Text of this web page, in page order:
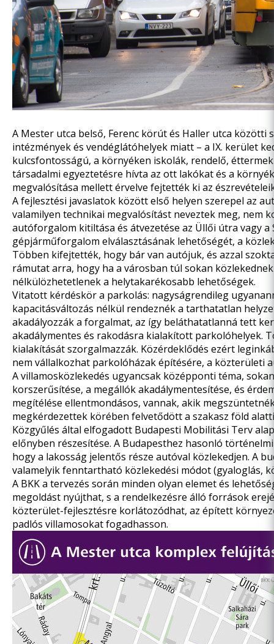
A Mester utca belső, Ferenc körút és Haller utca
intézmények és vendéglátóhelyek miatt – a IX. kerület
kulcsfontosságú, a környéken iskolák, rendelő,
társadalmi egyeztetésre hívta az ott lakókat és a
megvalósítása mellett érvelve fejtették ki az
A fejlesztési javaslatok között első helyen szerepel az
valamilyen technikai megvalósítást neveztek meg, nem
autóforgalom kitiltása és átvezetése az Üllői útra vagy
gépjárműforgalom elválasztásának lehetőségét, a
Többen kifejtették, hogy bár van autójuk, és azzal
rámutat arra, hogy ha a városban túl sokan
nélkülözhetetlenek a helytakarékosabb lehetőségek.
Vitatott kérdéskör a parkolás: nagyságrendileg
kapacitásváltozás nélkül rendeznék a tarthatatlan
akadályozzák a forgalmat, az így beláthatatlanná tett
akadálymentes és rakodásra kialakított parkolóhelyek.
kialakítását szorgalmazzák. Közérdeklődés ezért
nem vállalkozhat parkolóházak építésére, a közterületi
A villamosközlekedés ugyancsak középponti téma,
korszerűsítése, a megállók akadálymentesítése, és
megítélése ellentmondásos, vannak, akik
megkérdezettek körében felvetődött a szakasz föld
Közgyűlés által elfogadott Budapesti Mobilitási Terv
előnyben részesítése. A Budapesthez hasonló
hogy a lakosság jelentős része autóval közlekedjen. A
valamelyik fenntartható közlekedési módot (gyaloglás,
A BKK a tervezés során minden olyan elemet és
megoldást nyújthat, s a rendelkezésre álló források
közterület-fejlesztésre korlátozódhat, az épített
padlós villamosokat fogadhasson.